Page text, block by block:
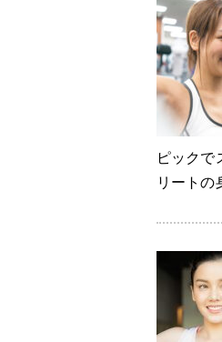
ピックで
リート